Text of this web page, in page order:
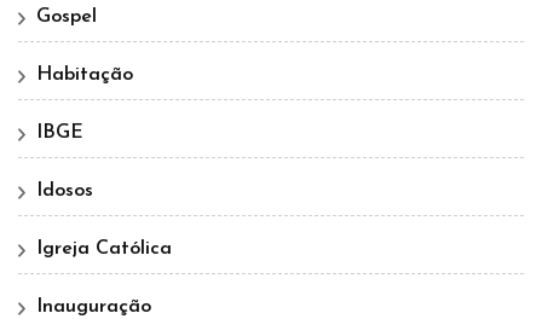
Gospel
Habitação
IBGE
Idosos
Igreja Católica
Inauguração